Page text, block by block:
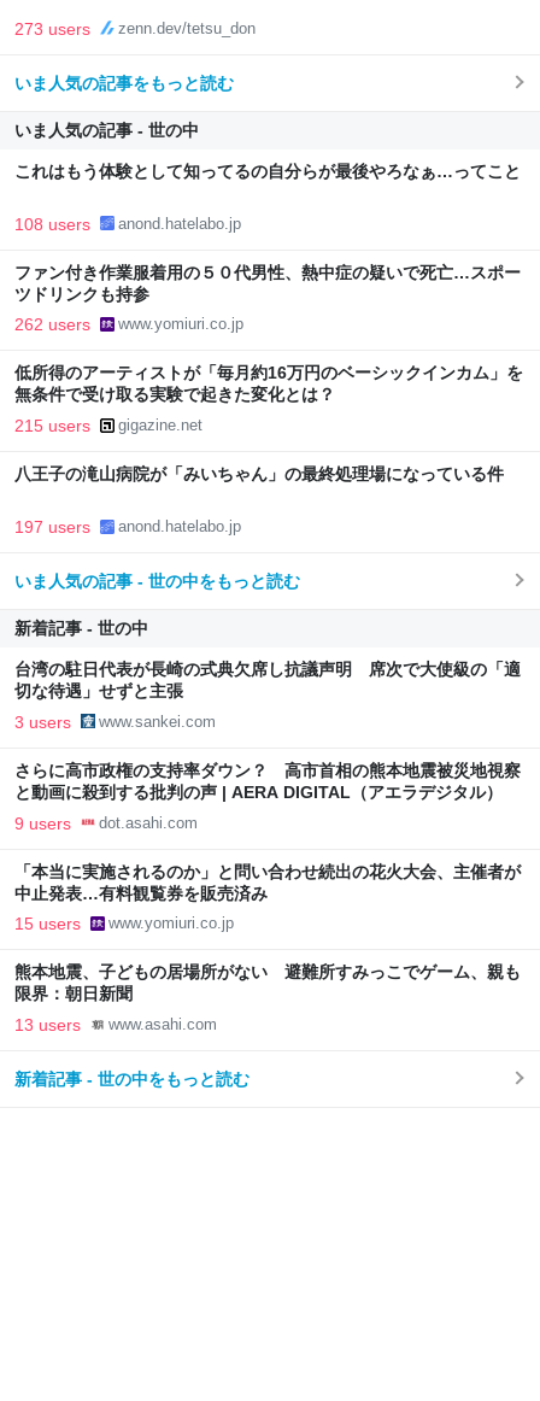
273 users zenn.dev/tetsu_don
いま人気の記事をもっと読む
いま人気の記事 - 世の中
これはもう体験として知ってるの自分らが最後やろなぁ…ってこと
108 users anond.hatelabo.jp
ファン付き作業服着用の５０代男性、熱中症の疑いで死亡…スポー
ツドリンクも持参
262 users www.yomiuri.co.jp
低所得のアーティストが「毎月約16万円のベーシックインカム」を
無条件で受け取る実験で起きた変化とは？
215 users gigazine.net
八王子の滝山病院が「みいちゃん」の最終処理場になっている件
197 users anond.hatelabo.jp
いま人気の記事 - 世の中をもっと読む
新着記事 - 世の中
台湾の駐日代表が長崎の式典欠席し抗議声明 席次で大使級の「適
切な待遇」せずと主張
3 users www.sankei.com
さらに高市政権の支持率ダウン？ 高市首相の熊本地震被災地視察
と動画に殺到する批判の声 | AERA DIGITAL（アエラデジタル）
9 users dot.asahi.com
「本当に実施されるのか」と問い合わせ続出の花火大会、主催者が
中止発表…有料観覧券を販売済み
15 users www.yomiuri.co.jp
熊本地震、子どもの居場所がない 避難所すみっこでゲーム、親も
限界：朝日新聞
13 users www.asahi.com
新着記事 - 世の中をもっと読む